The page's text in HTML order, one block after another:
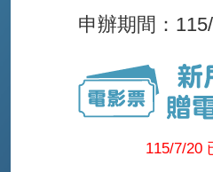
申辦期間：
115/7/20